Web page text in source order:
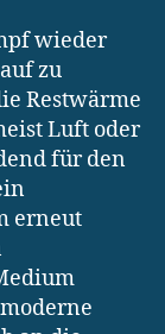
wieder
zu
Restwärme
Luft oder
für den
erneut